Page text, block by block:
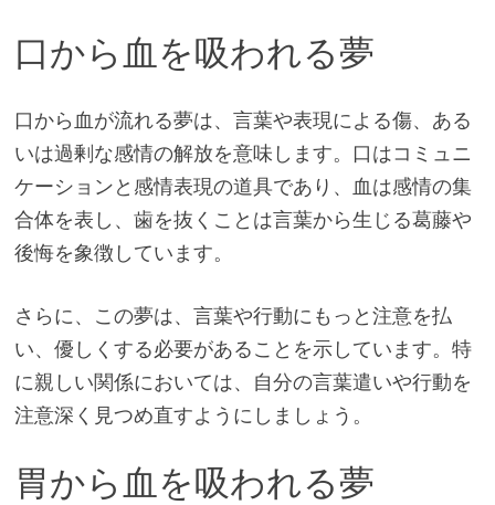
口から血を吸われる夢
口から血が流れる夢は、言葉や表現による傷、ある
いは過剰な感情の解放を意味します。口はコミュニ
ケーションと感情表現の道具であり、血は感情の集
合体を表し、歯を抜くことは言葉から生じる葛藤や
後悔を象徴しています。
さらに、この夢は、言葉や行動にもっと注意を払
い、優しくする必要があることを示しています。特
に親しい関係においては、自分の言葉遣いや行動を
注意深く見つめ直すようにしましょう。
胃から血を吸われる夢